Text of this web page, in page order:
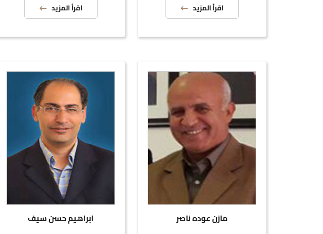
اقرأ المزيد اقرأ المزيد
مازن عوده ناصر ابراهيم حسن سيف